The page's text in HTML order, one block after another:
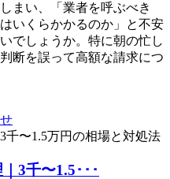
まい、「業者を呼ぶべき
いくらかかるのか」と不安
でしょうか。特に朝の忙し
断を誤って高額な請求につ
3千〜1.5･･･